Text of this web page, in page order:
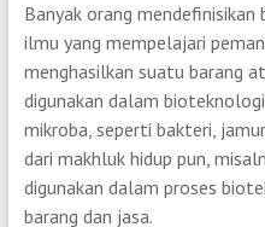
Banyak orang
ilmu yang mempelajari
menghasilkan suatu barang
digunakan dalam
mikroba, seperti bakteri,
dari makhluk hidup pun,
digunakan dalam proses
barang dan jasa.